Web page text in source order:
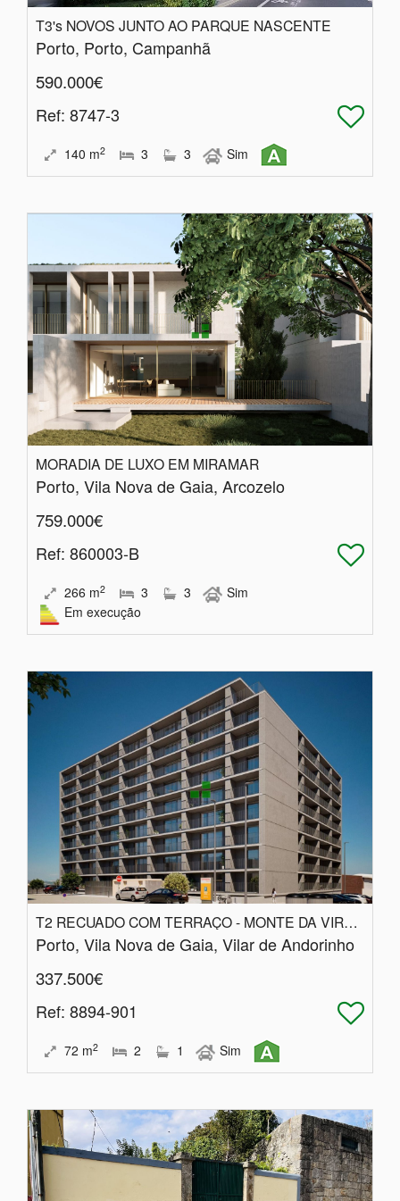
T3's NOVOS JUNTO AO PARQUE NASCENTE
Porto, Porto, Campanhã
590.000€
Ref: 8747-3
140 m2 3 3 Sim
MORADIA DE LUXO EM MIRAMAR
Porto, Vila Nova de Gaia, Arcozelo
759.000€
Ref: 860003-B
266 m2 3 3
Sim
Em execução
T2 RECUADO COM TERRAÇO - MONTE DA VIRGEM
Porto, Vila Nova de Gaia, Vilar de Andorinho
337.500€
Ref: 8894-901
72 m2 2 1 Sim